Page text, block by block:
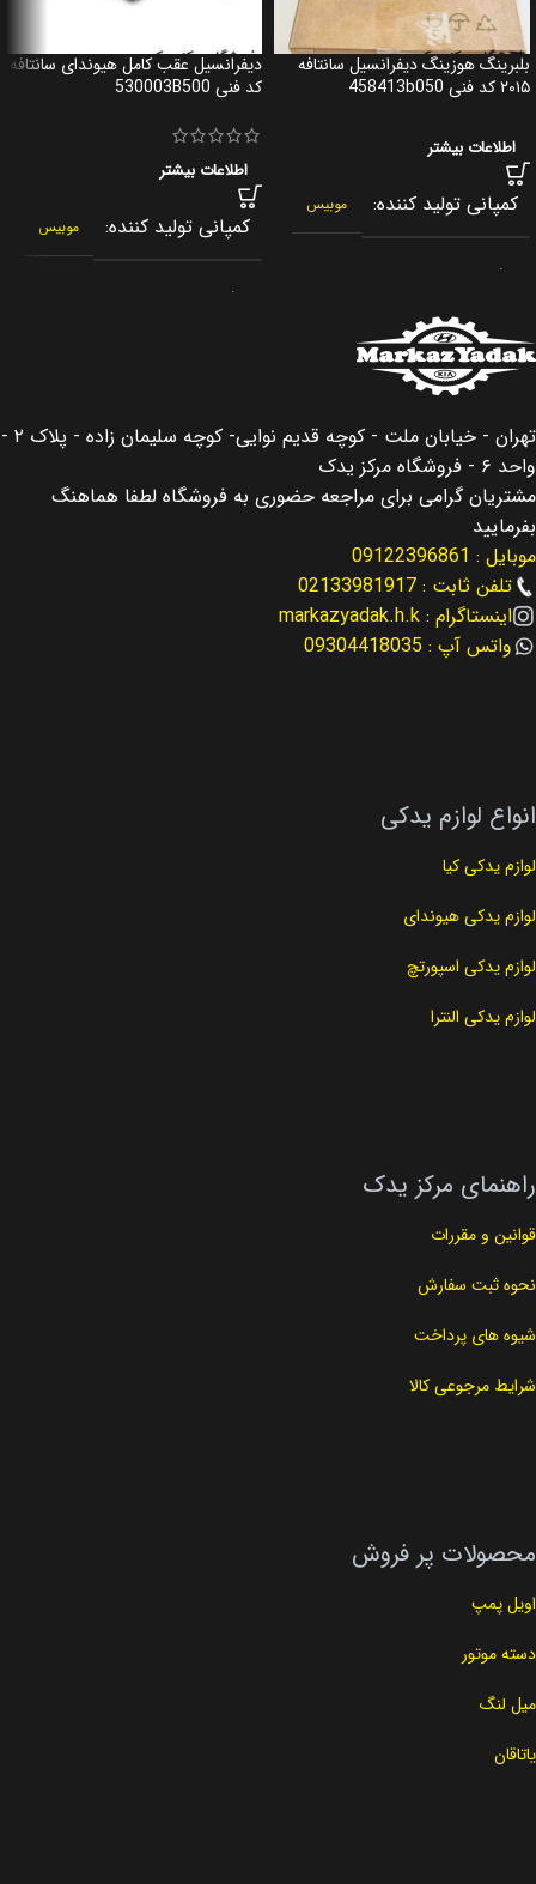
بلبرینگ هوزینگ دیفرانسیل سانتافه
۲۰۱۵ کد فنی 458413b050
اطلاعات بیشتر
کمپانی تولید کننده موبیس
برند
کشور سازنده کره جنوبی
مناسب برای سانتافه Santafe
مناسب برای سال 2015
نوع لوازم لوازم گیربکس
دیفرانسیل عقب کامل هیوندای سانتافه
کد فنی 530003B500
اطلاعات بیشتر
کمپانی تولید کننده موبیس
برند
اصالت کالا اصلی
مناسب برای
تهران - خیابان ملت - کوچه قدیم نوایی- کوچه سلیمان زاده - پلاک ۲ -
واحد ۶ - فروشگاه مرکز یدک
مشتریان گرامی برای مراجعه حضوری به فروشگاه لطفا هماهنگ
بفرمایید
موبایل : 09122396861
تلفن ثابت : 02133981917
اینستاگرام : markazyadak.h.k
واتس آپ : 09304418035
انواع لوازم یدکی
لوازم یدکی کیا
لوازم یدکی هیوندای
لوازم یدکی اسپورتچ
لوازم یدکی النترا
راهنمای مرکز یدک
قوانین و مقررات
نحوه ثبت سفارش
شیوه های پرداخت
شرایط مرجوعی کالا
محصولات پر فروش
اویل پمپ
دسته موتور
میل لنگ
یاتاقان